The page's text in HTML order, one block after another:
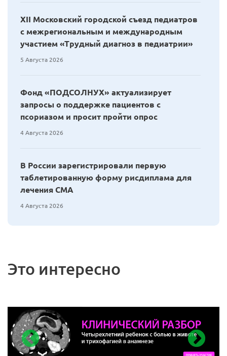
XII Московский городской съезд педиатров
с межрегиональным и международным
участием «Трудный диагноз в педиатрии»
5 Августа 2026
Фонд «ПОДСОЛНУХ» актуализирует
запросы о поддержке пациентов с
псориазом и просит пройти опрос
4 Августа 2026
В России зарегистрировали первую
таблетированную форму рисдиплама для
лечения СМА
4 Августа 2026
Это интересно